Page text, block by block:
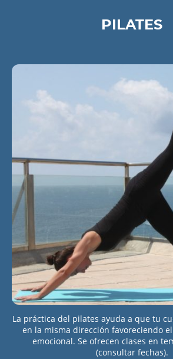
PILATES
La práctica del pilates ayuda a que tu
en la misma dirección favoreciendo
emocional. Se ofrecen clases en
(consultar fechas).